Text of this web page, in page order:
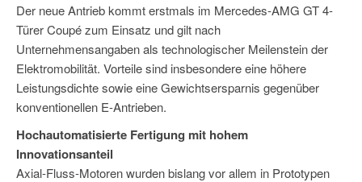
Der neue Antrieb kommt erstmals im Mercedes-AMG GT 4-
Türer Coupé zum Einsatz und gilt nach
Unternehmensangaben als technologischer Meilenstein der
Elektromobilität. Vorteile sind insbesondere eine höhere
Leistungsdichte sowie eine Gewichtsersparnis gegenüber
konventionellen E-Antrieben.
Hochautomatisierte Fertigung mit hohem
Innovationsanteil
Axial-Fluss-Motoren wurden bislang vor allem in Prototypen